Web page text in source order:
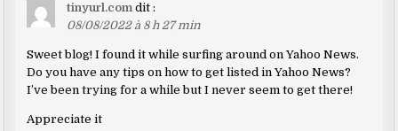
tinyurl.com dit :
08/08/2022 à 8 h 27 min
Sweet blog! I found it while surfing around on Yahoo News.
Do you have any tips on how to get listed in Yahoo News?
I’ve been trying for a while but I never seem to get there!
Appreciate it